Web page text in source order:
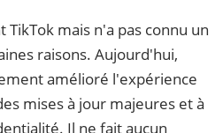
TikTok mais n'a pas connu un
raisons. Aujourd'hui,
amélioré l'expérience
mises à jour majeures et à
Il ne fait aucun